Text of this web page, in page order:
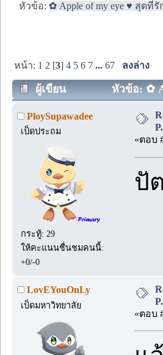
หัวข้อ:✿ Apple of my eye ♥ สุดที่
หน้า: 1 2 [3]4 5 6 7 ...67 ลงล่าง
ผู้เขียน หัวข้อ: ✿
PloySupawadee
เป็ดประถม
กระทู้: 29
ให้คะแนนชื่นชมคนนี้:
+0/-0
«ตอบ
ปั
LovEYouOnLy
เป็ดมหาวิทยาลัย
«ตอบ